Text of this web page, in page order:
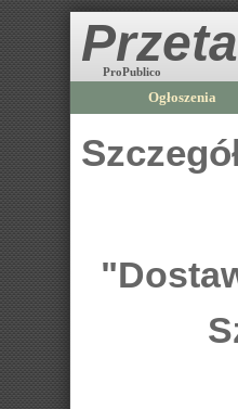
ProPublico
Ogłoszenia